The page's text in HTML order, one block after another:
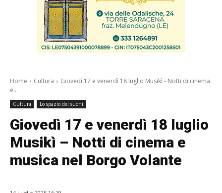
Home Cultura
Giovedì 17 e venerdì 18 luglio Musikì - Notti di cinema
e...
Cultura Lo spazio dei suoni
Giovedì 17 e venerdì 18 luglio
Musikì – Notti di cinema e
musica nel Borgo Volante